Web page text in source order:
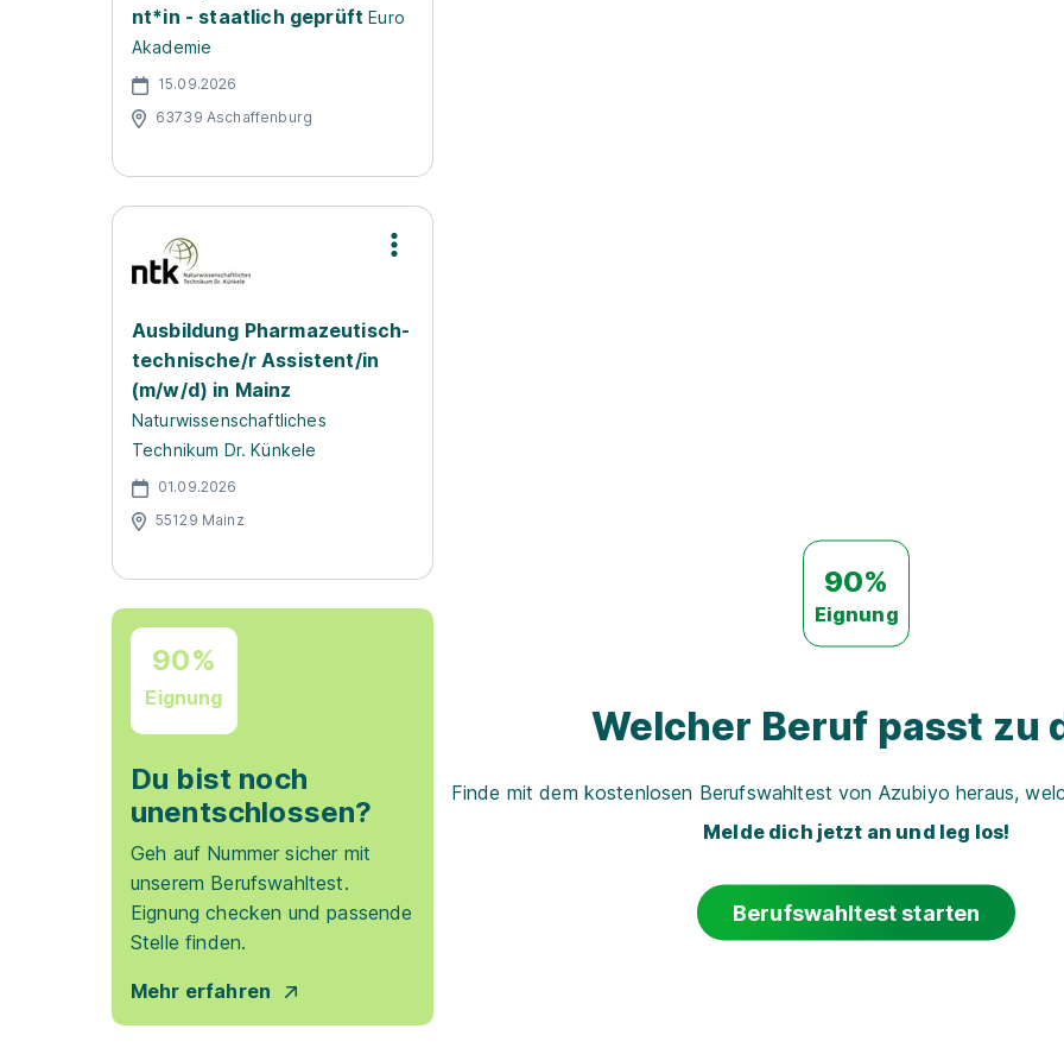
nt*in - staatlich geprüft Euro
Akademie
15.09.2026
63739 Aschaffenburg
Ausbildung Pharmazeutisch-
technische/r Assistent/in
(m/w/d) in Mainz
Naturwissenschaftliches
Technikum Dr. Künkele
01.09.2026
55129 Mainz
90%
Eignung
Du bist noch
unentschlossen?
Geh auf Nummer sicher mit
unserem Berufswahltest.
Eignung checken und passende
Stelle finden.
Mehr erfahren
90%
Eignung
Welcher Beruf passt zu
Finde mit dem kostenlosen Berufswahltest von Azubiyo heraus,
Melde dich jetzt an und leg los!
Berufswahltest starten